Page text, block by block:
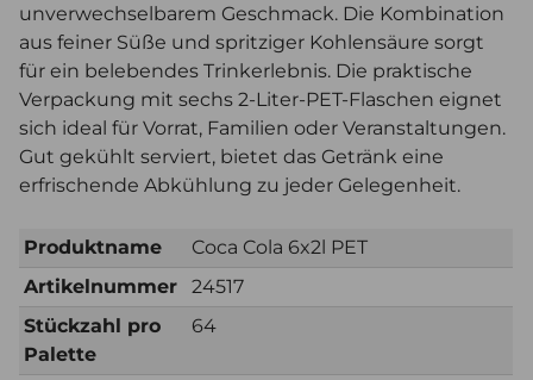
unverwechselbarem Geschmack. Die Kombination
aus feiner Süße und spritziger Kohlensäure sorgt
für ein belebendes Trinkerlebnis. Die praktische
Verpackung mit sechs 2-Liter-PET-Flaschen eignet
sich ideal für Vorrat, Familien oder Veranstaltungen.
Gut gekühlt serviert, bietet das Getränk eine
erfrischende Abkühlung zu jeder Gelegenheit.
Produktname
Coca Cola 6x2l PET
Artikelnummer
24517
Stückzahl pro
Palette
64